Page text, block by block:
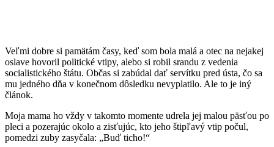
Veľmi dobre si pamätám časy, keď som bola malá a otec na nejakej
oslave hovoril politické vtipy, alebo si robil srandu z vedenia
socialistického štátu. Občas si zabúdal dať servítku pred ústa, čo sa
mu jedného dňa v konečnom dôsledku nevyplatilo. Ale to je iný
článok.
Moja mama ho vždy v takomto momente udrela jej malou päsťou po
pleci a pozerajúc okolo a zisťujúc, kto jeho štipľavý vtip počul,
pomedzi zuby zasyčala: „Buď ticho!“